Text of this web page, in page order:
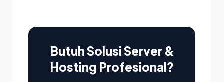
Butuh Solusi Server &
Hosting Profesional?